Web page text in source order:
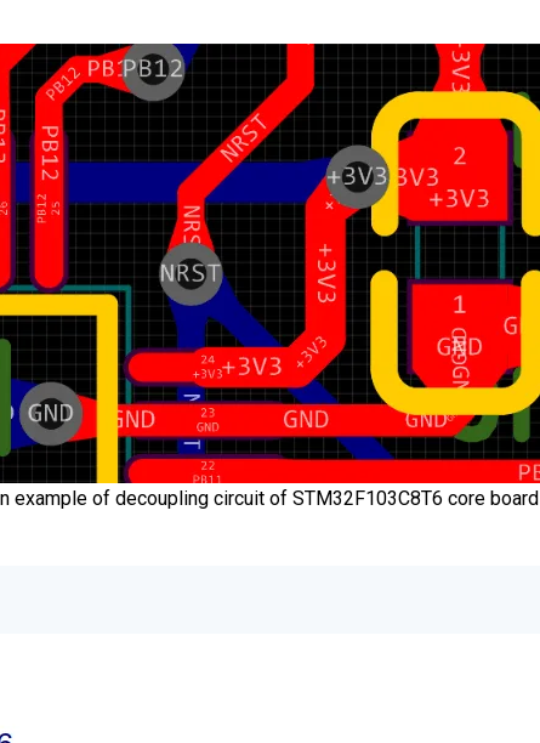
example of decoupling circuit of STM32F103C8T6 core board